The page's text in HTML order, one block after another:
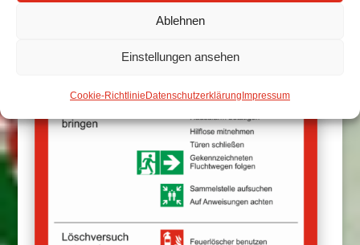
Ablehnen
Einstellungen ansehen
Cookie-RichtlinieDatenschutzerklärungImpressum